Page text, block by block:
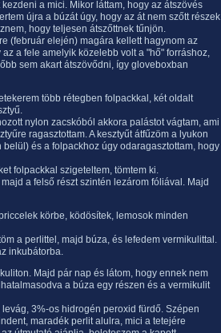
a mici. Mikor láttam, hogy az átszövés
újra a búzát úgy, hogy az át nem szőtt részek
hogy teljesen átszőttnek tűnjön.
(február elején) magára kellett hagynom az
a fele amelyik közelebb volt a "hő" forráshoz,
sem akart átszövődni, így gloveboxban
több rétegben folpackkal, két oldalt
nylon zacskóból akkora palástot vágtam, ami
ragasztottam. A kesztyűt átfűzöm a lyukon
és a folpackhoz úgy odaragasztottam, hogy
folpackkal szigeteltem, tömtem ki.
a felső részt szintén lezárom fóliával. Majd
körbe, ködösítek, lemosok minden
a perlittel, majd búza, és lefedem vermikulittal.
inkubátorba.
Majd pár nap és látom, hogy ennek nem
a búza egy részen és a vermikulit
3%-os hidrogén peroxid fürdő. Szépen
maradék perlit alulra, mici a tetejére